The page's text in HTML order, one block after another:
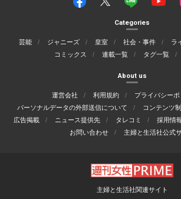
Categories
芸能 ジャニーズ 皇室 社会・事件 ラ
コミックス
連載一覧 タグ一覧
About us
運営会社 利用規約
プライバシーポ
パーソナルデータの外部送信について
コンテンツ
広告掲載
ニュース提供先 タレコミ 採用情
お問い合わせ
主婦と生活社公式
主婦と生活社関連サイト